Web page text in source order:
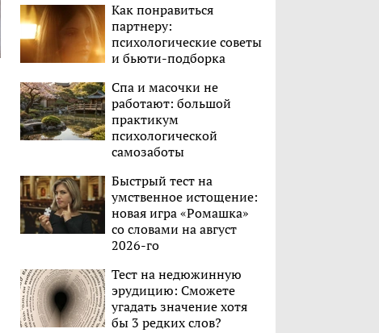
Как понравиться
партнеру:
психологические советы
и бьюти-подборка
Спа и масочки не
работают: большой
практикум
психологической
самозаботы
Быстрый тест на
умственное истощение:
новая игра «Ромашка»
со словами на август
2026-го
Тест на недюжинную
эрудицию: Сможете
угадать значение хотя
бы 3 редких слов?